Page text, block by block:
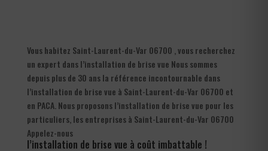
Vous habitez Saint-Laurent-du-Var 06700 , vous recherchez
un expert dans l’installation de brise vue Nous sommes
depuis plus de 30 ans la référence incontournable dans
l’installation de brise vue à Saint-Laurent-du-Var 06700 et
en PACA. Nous proposons l’installation de brise vue pour les
particuliers, les entreprises à Saint-Laurent-du-Var 06700
Appelez-nous
l’installation de brise vue à coût imbattable !